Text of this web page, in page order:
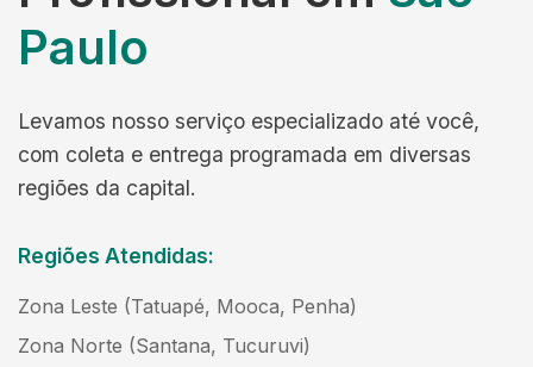
Paulo
Levamos nosso serviço especializado até você,
com coleta e entrega programada em diversas
regiões da capital.
Regiões Atendidas:
Zona Leste (Tatuapé, Mooca, Penha)
Zona Norte (Santana, Tucuruvi)